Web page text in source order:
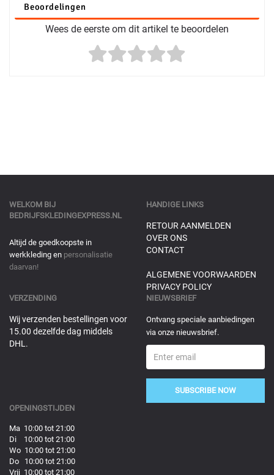
Beoordelingen
Wees de eerste om dit artikel te beoordelen
WELKOM BIJ
BEDRIJFSKLEDINGEXPRESS.NL
Altijd de goedkoopste in
werkkleding en personalisatie
daarvan!
HANDIGE LINKS
RETOUR AANMELDEN
OVER ONS
CONTACT
ALGEMENE VOORWAARDEN
PRIVACY POLICY
VERZENDING
Wij verzenden bestellingen voor
15.00 dezelfde dag middels
DHL.
NIEUWSBRIEF
Ontvang speciale aanbiedingen
via onze nieuwsbrief.
SUBSCRIBE NOW
OPENINGSTIJDEN
Ma 10:00 tot 21:00
Di 10:00 tot 21:00
Wo 10:00 tot 21:00
Do 10:00 tot 21:00
Vrij 10:00 tot 21:00